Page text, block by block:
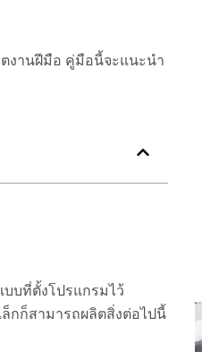
ตงานฝีมือ คู่มือนี้จะแนะนำ
บที่ตั้งโปรแกรมไว้
กก็สามารถผลิตสิ่งต่อไปนี้